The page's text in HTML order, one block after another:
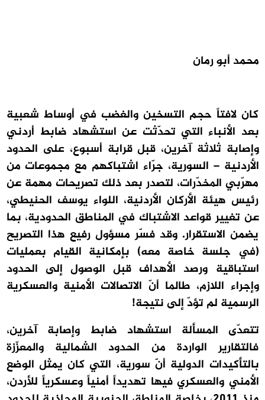
محمد أبو رمان
كان لافتاً حجم التسخين والغضب في أوساط شعبية
بعد الأنباء التي تحدّثت عن استشهاد ضابط أردني
وإصابة ثلاثة آخرين، قبل قرابة أسبوع، على الحدود
الأردنية – السورية، جرّاء اشتباكهم مع مجموعات من
مهرّبي المخدّرات، لتصدر بعد ذلك تصريحات مهمة عن
رئيس هيئة الأركان الأردنية، اللواء يوسف الحنيطي،
عن تغيير قواعد الاشتباك في المناطق الحدودية، بما
يضمن الاستقرار. وقد فسّر مسؤول رفيع هذا التصريح
(في جلسة خاصة معه) بإمكانية القيام بعمليات
استباقية ورصد الأهداف قبل الوصول إلى الحدود
وإجراء اللازم، طالما أنّ الاتصالات الأمنية والعسكرية
الرسمية لم تؤدّ إلى نتيجة!
تتعدّى المسألة استشهاد ضابط وإصابة آخرين،
فالتقارير الواردة من الحدود الشمالية والمعزّزة
بالتأكيدات الدولية أنّ سورية، التي كان يمثل الوضع
الأمني والعسكري فيها تهديداً أمنياً وعسكرياً للأردن،